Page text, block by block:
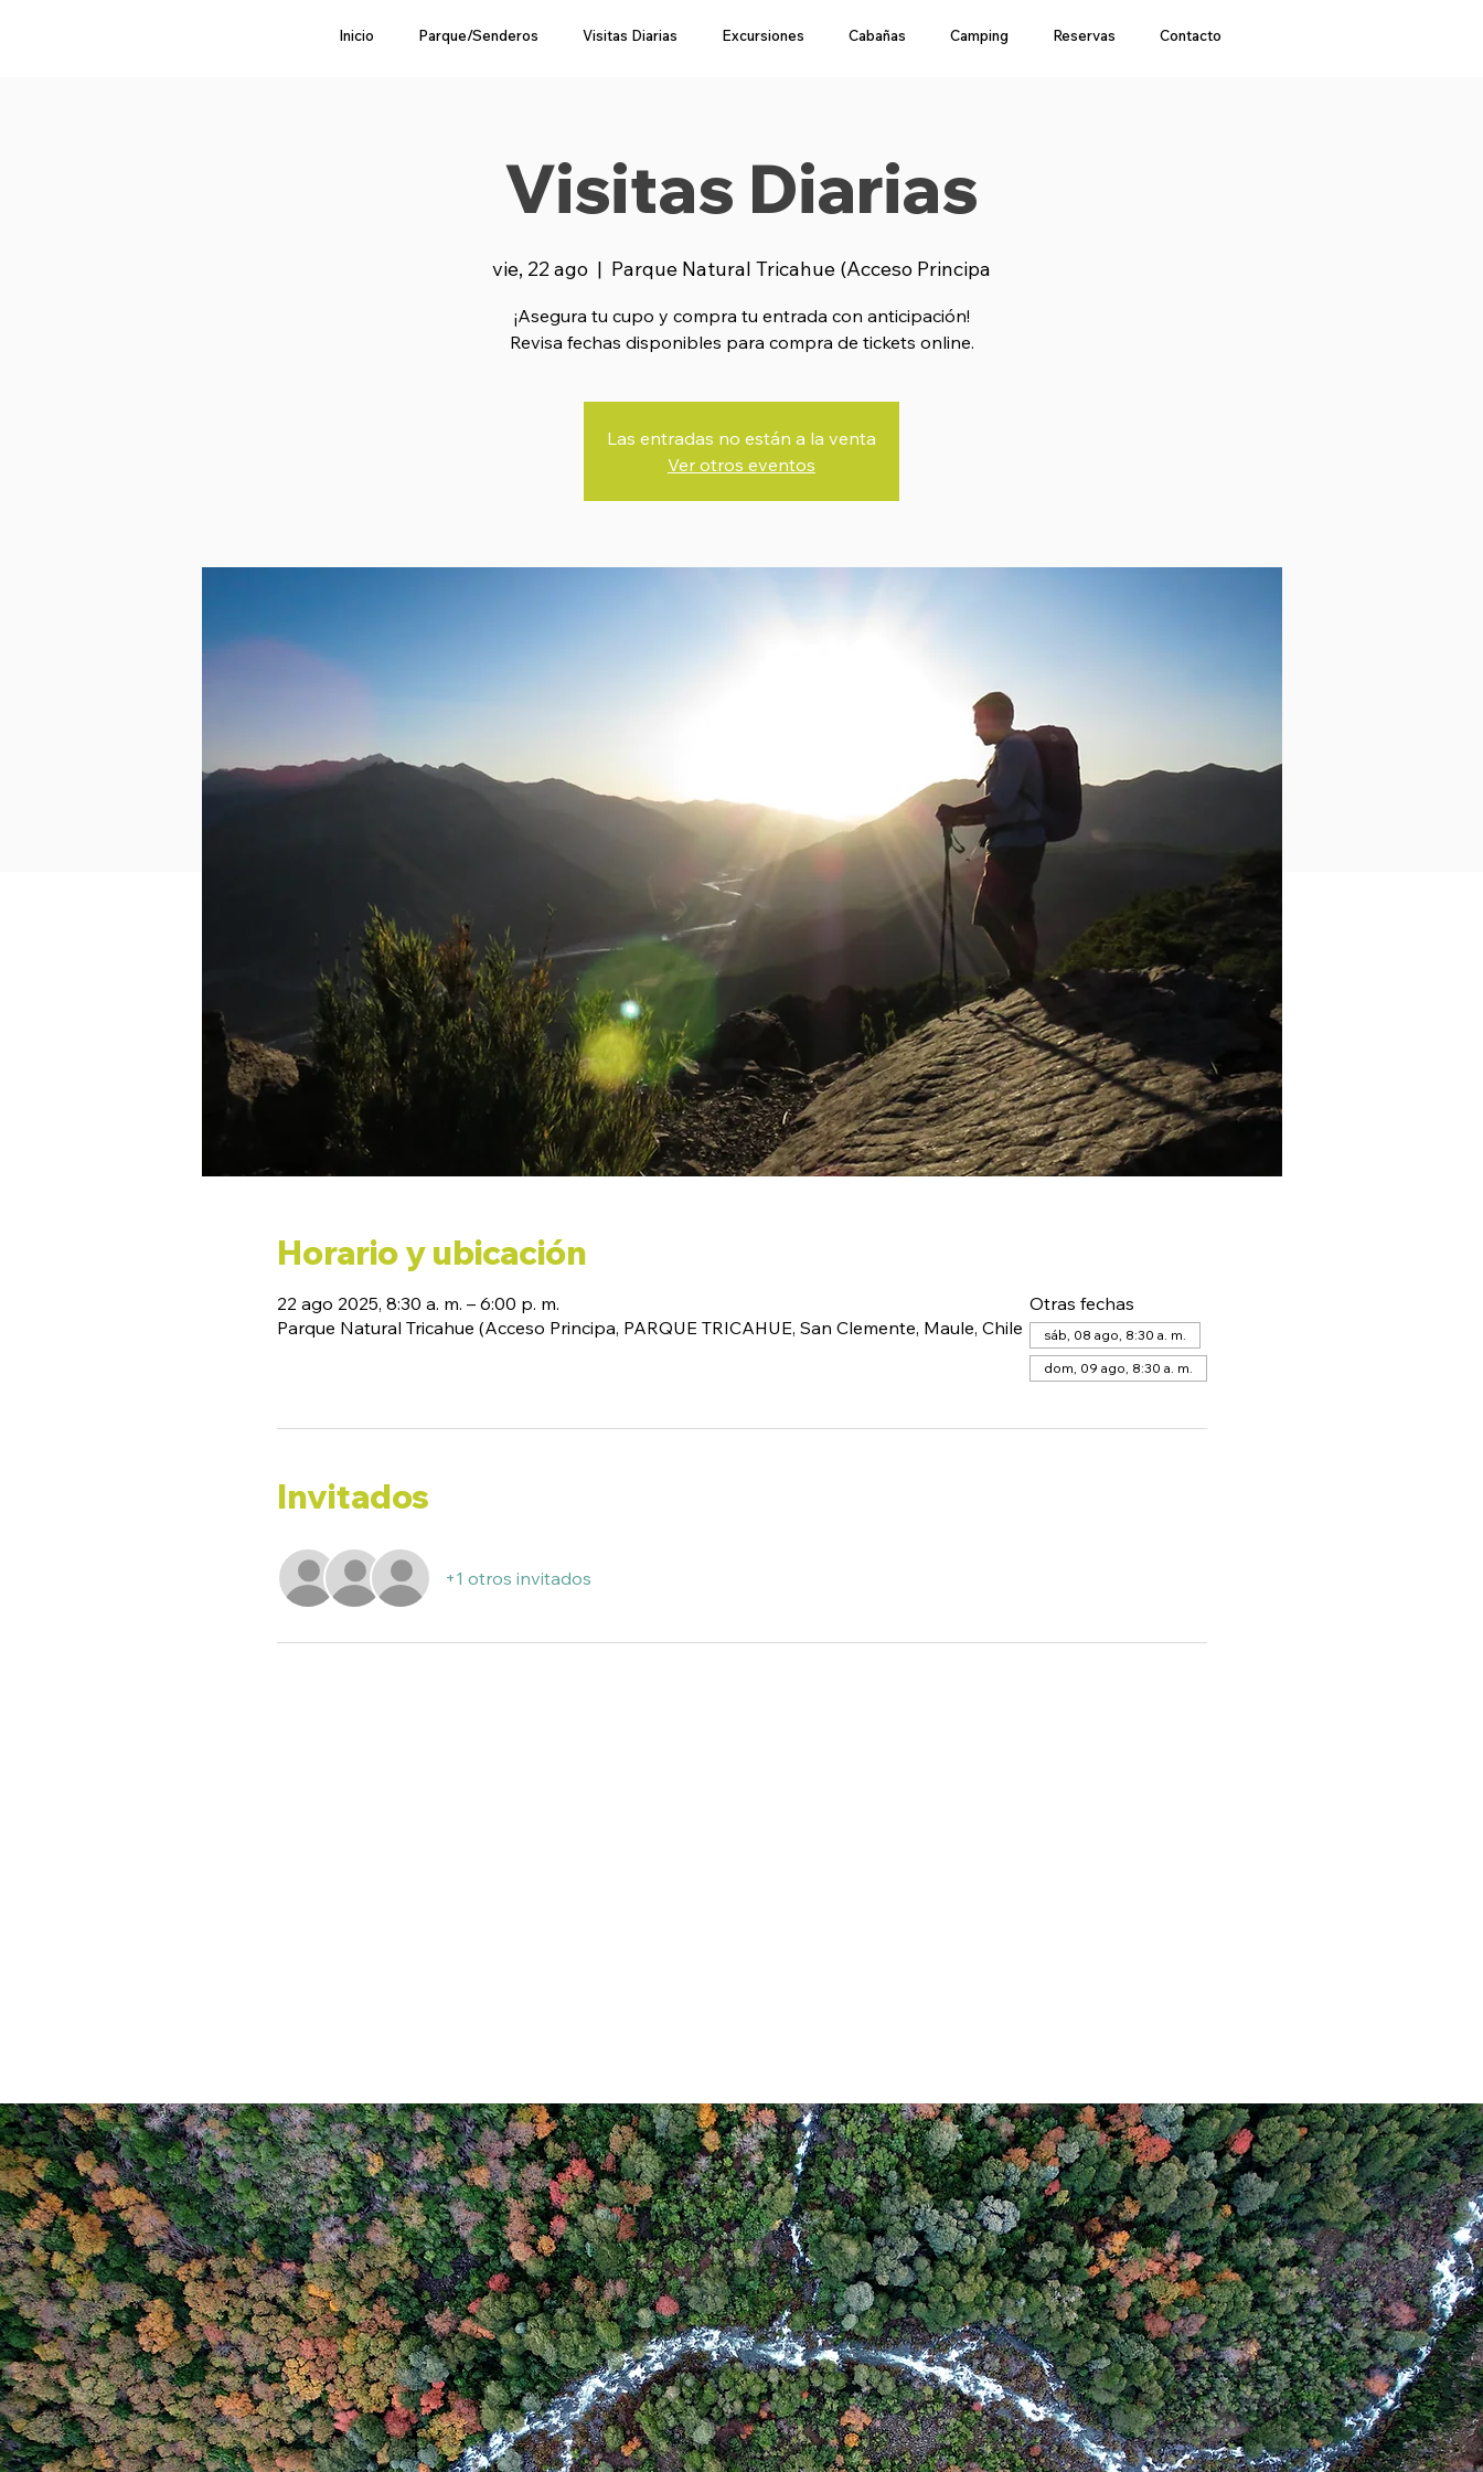
Inicio Parque/Senderos Visitas Diarias Excursiones Cabañas Camping Reservas Contacto
Visitas Diarias
vie, 22 ago
  |
Parque Natural Tricahue (Acceso Principa
¡Asegura tu cupo y compra tu entrada con anticipación!
Revisa fechas disponibles para compra de tickets online.
Las entradas no están a la venta
Ver otros eventos
Horario y ubicación
22 ago 2025, 8:30 a. m. – 6:00 p. m.
Parque Natural Tricahue (Acceso Principa, PARQUE TRICAHUE, San Clemente, Maule, Chile
Otras fechas
sáb, 08 ago, 8:30 a. m.
dom, 09 ago, 8:30 a. m.
Invitados
+1 otros invitados